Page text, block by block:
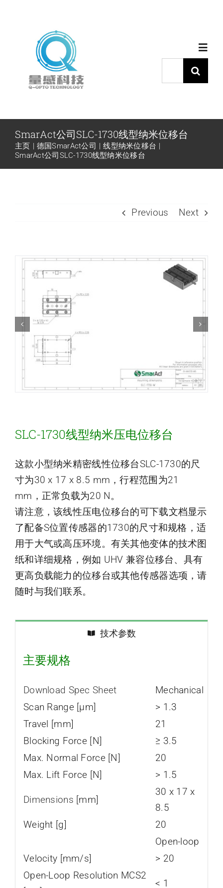
产品中心
代理品牌
联系我们
索：
SmarAct公司SLC-1730线型纳米位移台
主页 德国SmarAct公司
线型纳米位移台
SmarAct公司SLC-1730线型纳米位移台
Previous Next
SLC-1730线型纳米压电位移台
这款小型纳米精密线性位移台SLC-1730的尺
寸为30 x 17 x 8.5 mm，行程范围为21
mm，正常负载为20 N。
请注意，该线性压电位移台的可下载文档显示
了配备S位置传感器的1730的尺寸和规格，适
用于大气或高压环境。有关其他变体的技术图
纸和详细规格，例如 UHV 兼容位移台、具有
更高负载能力的位移台或其他传感器选项，请
随时与我们联系。
技术参数
主要规格
Download Spec Sheet
Mechanical
Scan Range [µm]
> 1.3
Travel [mm]
21
Blocking Force [N]
≥ 3.5
Max. Normal Force [N]
20
Max. Lift Force [N]
> 1.5
Dimensions [mm]
30 x 17 x
8.5
Weight [g]
20
Open-loop
Velocity [mm/s]
> 20
Open-Loop Resolution MCS2
< 1